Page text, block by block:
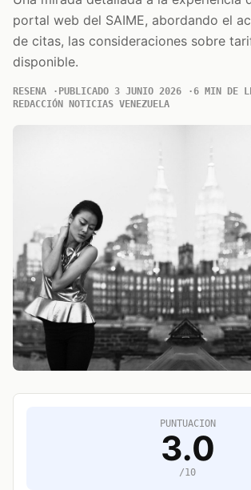
portal web del SAIME, abordando el
de citas, las consideraciones sobre
disponible.
RESENA PUBLICADO 3 JUNIO 2026
6 MIN DE
REDACCIÓN NOTICIAS VENEZUELA
PUNTUACION
3.0
/10